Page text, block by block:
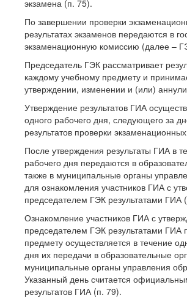
экзамена (п. 75).
По завершении проверки
результатах экзаменов передаются в
экзаменационную комиссию (далее –
Председатель ГЭК рассматривает
каждому учебному предмету и
утверждении, изменении и (или)
Утверждение результатов ГИА
одного рабочего дня, следующего за
результатов проверки
После утверждения результаты ГИА в
рабочего дня передаются в
также в муниципальные органы
для ознакомления участников ГИА с
председателем ГЭК результатами ГИА
Ознакомление участников ГИА с
председателем ГЭК результатами ГИА
предмету осуществляется в течение
дня их передачи в образовательные
муниципальные органы управления
Указанный день считается
результатов ГИА (п. 79).